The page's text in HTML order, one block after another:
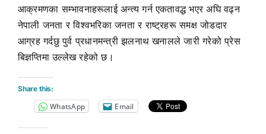
आक्रमणका सम्भावनाहरूलाई अन्त्य गर्न एकतावद्ध भएर अघि वढ्न
नेपाली जनता र विश्वभरिका जनता र राष्ट्रहरू समक्ष जोडदार
आग्रह गर्दछु पुर्व प्रधानमन्त्री झलनाथ खनालले जारी गरेको प्रेस
बिज्ञप्तिमा उल्लेख रहेको छ।
Share this:
WhatsApp Email